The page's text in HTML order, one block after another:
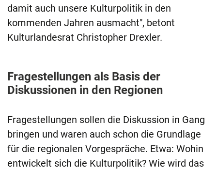
damit auch unsere Kulturpolitik in den
kommenden Jahren ausmacht", betont
Kulturlandesrat Christopher Drexler.
Fragestellungen als Basis der
Diskussionen in den Regionen
Fragestellungen sollen die Diskussion in Gang
bringen und waren auch schon die Grundlage
für die regionalen Vorgespräche. Etwa: Wohin
entwickelt sich die Kulturpolitik? Wie wird das